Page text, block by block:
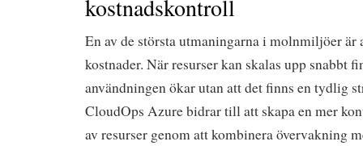
kostnadskontroll
En av de största utmaningarna i molnmiljöer
kostnader. När resurser kan skalas upp snabbt
användningen ökar utan att det finns en tydlig
CloudOps Azure bidrar till att skapa en mer
av resurser genom att kombinera övervakning